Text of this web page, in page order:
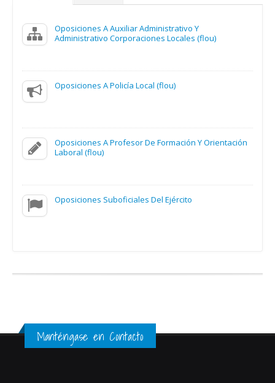
Oposiciones A Auxiliar Administrativo Y
Administrativo Corporaciones Locales (flou)
Oposiciones A Policía Local (flou)
Oposiciones A Profesor De Formación Y Orientación
Laboral (flou)
Oposiciones Suboficiales Del Ejército
Manténgase en Contacto